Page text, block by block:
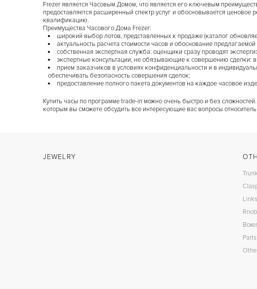
Frezer является Часовым Домом, что является его ключевым
предоставляется расширенный спектр услуг и обосновывается
квалификацию.
Преимущества Часового Дома Frezer:
широкий выбор лотов, представленных к продаже (каталог
актуальность расчета стоимости часов и обоснование
собственная экспертная служба: оценщики сразу проводят
экспертные консультации, не обязывающие к совершению сделки:
прием заказчиков в условиях конфиденциальности и в
обеспечивать безопасность совершения сделок;
предоставление полного пакета документов на каждое часовое
Купить часы по программе trade-in можно очень быстро и без
которым вы сможете обсудить все интересующие вас вопросы
JEWELRY
Links
Parts